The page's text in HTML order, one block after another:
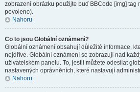
zobrazení obrázku použijte buď BBCode [img] tag
povoleno).
Nahoru
Co to jsou Globální oznámení?
Globální oznámení obsahují důležité informace,
nejdříve. Globální oznámení se zobrazují nad
uživatelském panelu. To, jestli můžete odesílat
nastavených oprávněních, které nastavují
Nahoru